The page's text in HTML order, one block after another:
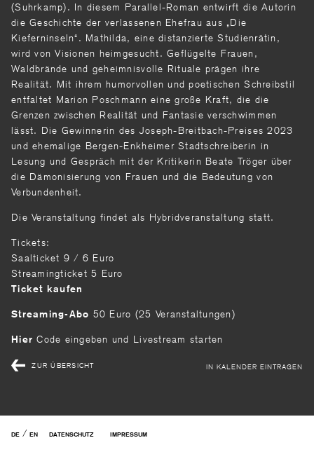
(Suhrkamp). In diesem Parallel-Roman entwirft die Autorin
die Geschichte der verlassenen Ehefrau aus „Die
Kieferninseln“. Mathilda, eine distanzierte Studienrätin,
wird von Visionen heimgesucht. Geflügelte Frauen,
Waldbrände und geheimnisvolle Rituale prägen ihre
Realität. Mit ihrem humorvollen und poetischen Schreibstil
entfaltet Marion Poschmann eine große Kraft, die die
Grenzen zwischen Realität und Fantasie verschwimmen
lässt. Die Gewinnerin des Joseph-Breitbach-Preises 2023
und ehemalige Bergen-Enkheimer Stadtschreiberin in
Lesung und Gespräch mit der Kritikerin Beate Tröger über
die Dämonisierung von Frauen und die Bedeutung von
Verbundenheit.
Die Veranstaltung findet als Hybridveranstaltung statt.
Tickets:
Saalticket 9 / 6 Euro
Streamingticket 5 Euro
Ticket kaufen
Streaming-Abo 50 Euro (25 Veranstaltungen)
Hier Code eingeben und Livestream starten
ZUR ÜBERSICHT IN KALENDER EINTRAGEN
DE / EN DATENSCHUTZ IMPRESSUM